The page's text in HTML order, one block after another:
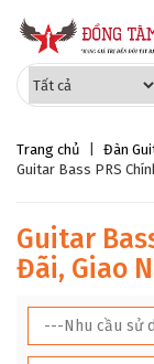
Trang chủ Đàn
Guitar Bass PRS
Guitar
Đãi, Giao